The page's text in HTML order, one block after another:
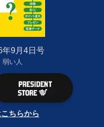
年9月4日号
弱い人
ちらから